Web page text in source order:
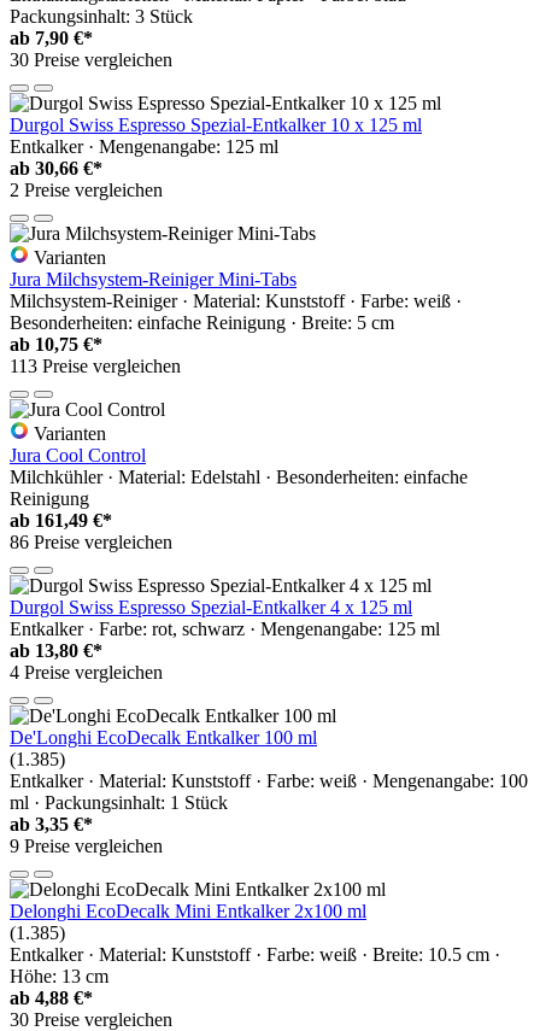
Packungsinhalt: 3 Stück
ab 7,90 €*
30 Preise vergleichen
Durgol Swiss Espresso Spezial-Entkalker 10 x 125 ml
Entkalker · Mengenangabe: 125 ml
ab 30,66 €*
2 Preise vergleichen
Varianten
Jura Milchsystem-Reiniger Mini-Tabs
Milchsystem-Reiniger · Material: Kunststoff · Farbe: weiß ·
Besonderheiten: einfache Reinigung · Breite: 5 cm
ab 10,75 €*
113 Preise vergleichen
Varianten
Jura Cool Control
Milchkühler · Material: Edelstahl · Besonderheiten: einfache
Reinigung
ab 161,49 €*
86 Preise vergleichen
Durgol Swiss Espresso Spezial-Entkalker 4 x 125 ml
Entkalker · Farbe: rot, schwarz · Mengenangabe: 125 ml
ab 13,80 €*
4 Preise vergleichen
De'Longhi EcoDecalk Entkalker 100 ml
(1.385)
Entkalker · Material: Kunststoff · Farbe: weiß · Mengenangabe: 100
ml · Packungsinhalt: 1 Stück
ab 3,35 €*
9 Preise vergleichen
Delonghi EcoDecalk Mini Entkalker 2x100 ml
(1.385)
Entkalker · Material: Kunststoff · Farbe: weiß · Breite: 10.5 cm ·
Höhe: 13 cm
ab 4,88 €*
30 Preise vergleichen